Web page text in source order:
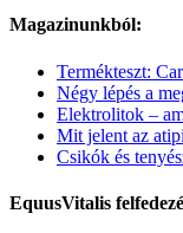
Magazinunkból:
Termékteszt:
Négy lépés a
Elektrolitok –
Mit jelent az
Csikók és
EquusVitalis